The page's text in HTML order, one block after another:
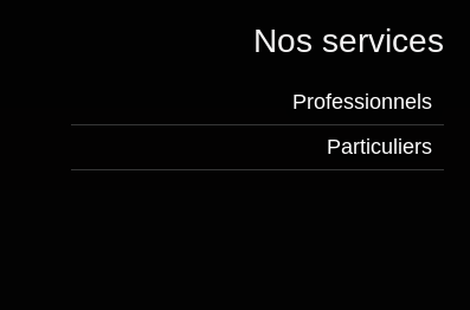
Nos services
Professionnels
Particuliers